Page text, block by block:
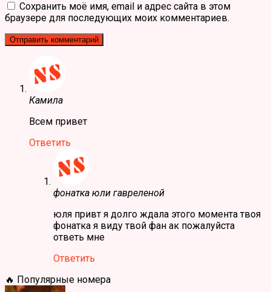
Сохранить моё имя, email и адрес сайта в этом
браузере для последующих моих комментариев.
Камила
Всем привет
Ответить
фонатка юли гавреленой
юля привт я долго ждала этого момента твоя
фонатка я виду твой фан ак пожалуйста
ответь мне
Ответить
🔥 Популярные номера